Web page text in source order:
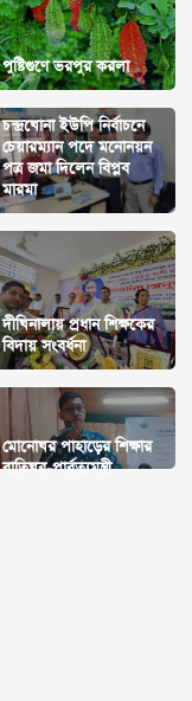
পুষ্টিগুণে ভরপুর করলা
চন্দ্রঘোনা ইউপি নির্বাচনে
চেয়ারম্যান পদে মনোনয়ন
পত্র জমা দিলেন বিপ্লব
মারমা
দীঘিনালায় প্রধান শিক্ষকের
বিদায় সংবর্ধনা
মোনোঘর পাহাড়ের শিক্ষার
বাতিঘর-পার্বত্যমন্ত্রী